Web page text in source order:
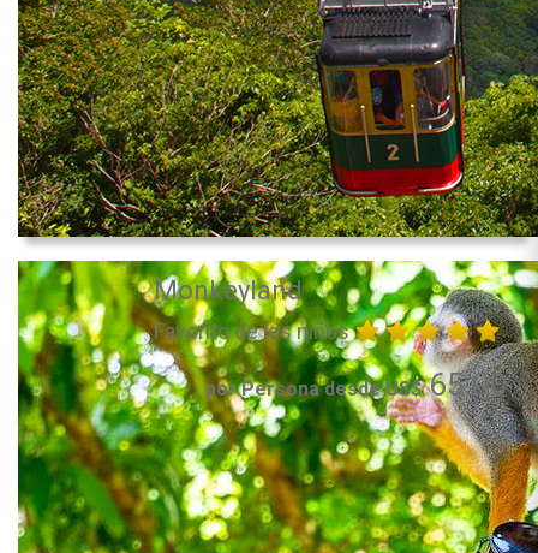
Monkeyland
Favorito de los niños
por Persona desde US$65.00